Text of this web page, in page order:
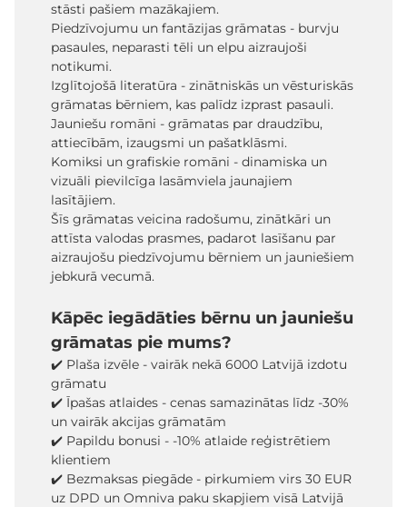
stāsti pašiem mazākajiem.
Piedzīvojumu un fantāzijas grāmatas - burvju
pasaules, neparasti tēli un elpu aizraujoši
notikumi.
Izglītojošā literatūra - zinātniskās un vēsturiskās
grāmatas bērniem, kas palīdz izprast pasauli.
Jauniešu romāni - grāmatas par draudzību,
attiecībām, izaugsmi un pašatklāsmi.
Komiksi un grafiskie romāni - dinamiska un
vizuāli pievilcīga lasāmviela jaunajiem
lasītājiem.
Šīs grāmatas veicina radošumu, zinātkāri un
attīsta valodas prasmes, padarot lasīšanu par
aizraujošu piedzīvojumu bērniem un jauniešiem
jebkurā vecumā.
Kāpēc iegādāties bērnu un jauniešu
grāmatas pie mums?
✔️ Plaša izvēle - vairāk nekā 6000 Latvijā izdotu
grāmatu
✔️ Īpašas atlaides - cenas samazinātas līdz -30%
un vairāk akcijas grāmatām
✔️ Papildu bonusi - -10% atlaide reģistrētiem
klientiem
✔️ Bezmaksas piegāde - pirkumiem virs 30 EUR
uz DPD un Omniva paku skapjiem visā Latvijā